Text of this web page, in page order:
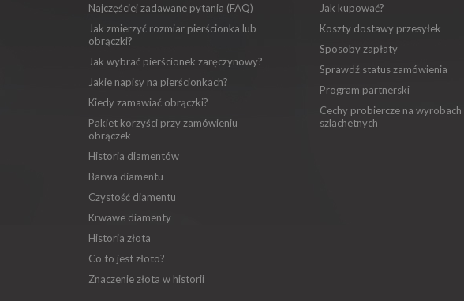
Najczęściej zadawane pytania (FAQ)
Jak zmierzyć rozmiar pierścionka lub
obrączki?
Jak wybrać pierścionek zaręczynowy?
Jakie napisy na pierścionkach?
Kiedy zamawiać obrączki?
Pakiet korzyści przy zamówieniu
obrączek
Historia diamentów
Barwa diamentu
Czystość diamentu
Krwawe diamenty
Historia złota
Co to jest złoto?
Znaczenie złota w historii
Jak kupować?
Koszty dostawy przesyłek
Sposoby zapłaty
Sprawdź status zamówienia
Program partnerski
Cechy probiercze na wyrobach
szlachetnych